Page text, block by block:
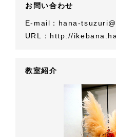
お問い合わせ
E-mail： hana-
URL： http://
教室紹介